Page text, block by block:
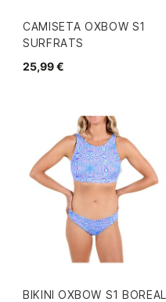
CAMISETA OXBOW S1
SURFRATS
25,99 €
BIKINI OXBOW S1 BOREAL